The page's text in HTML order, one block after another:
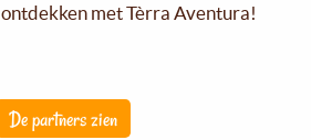
ontdekken met Tèrra Aventura!
De partners zien